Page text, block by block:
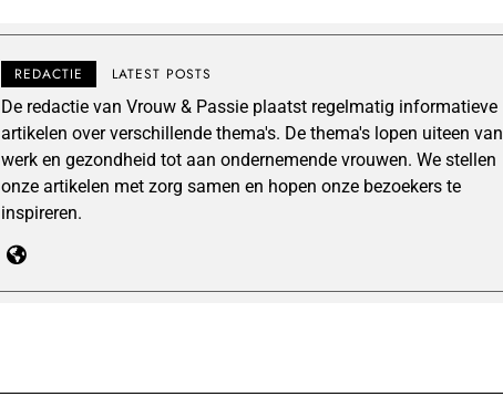
REDACTIE LATEST POSTS
De redactie van Vrouw & Passie plaatst regelmatig informatieve
artikelen over verschillende thema's. De thema's lopen uiteen van
werk en gezondheid tot aan ondernemende vrouwen. We stellen
onze artikelen met zorg samen en hopen onze bezoekers te
inspireren.